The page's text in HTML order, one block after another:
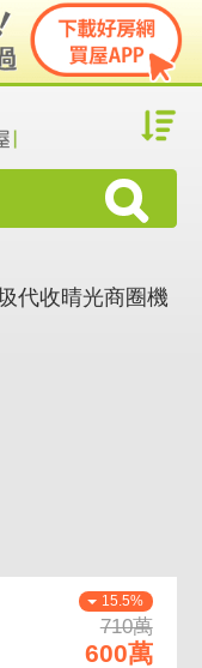
15.5%
710萬
600萬